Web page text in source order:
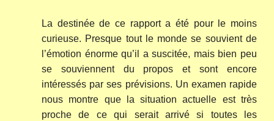
La destinée de ce rapport a été pour le moins
curieuse. Presque tout le monde se souvient de
l’émotion énorme qu’il a suscitée, mais bien peu
se souviennent du propos et sont encore
intéressés par ses prévisions. Un examen rapide
nous montre que la situation actuelle est très
proche de ce qui serait arrivé si toutes les